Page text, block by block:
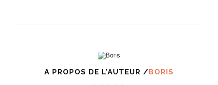
A PROPOS DE L'AUTEUR /BORIS